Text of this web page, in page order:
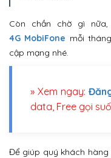
Còn chần chờ gì
4G MobiFone mỗi
cập mạng nhé.
» Xem ngay:
data, Free gọi
Để giúp quý khách